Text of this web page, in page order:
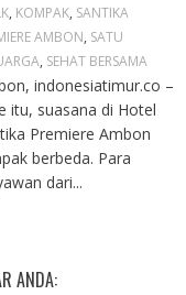
, KOMPAK, SANTIKA
AMBON, SATU
, SEHAT BERSAMA
indonesiatimur.co –
itu, suasana di Hotel
Premiere Ambon
berbeda. Para
dari...
ANDA: